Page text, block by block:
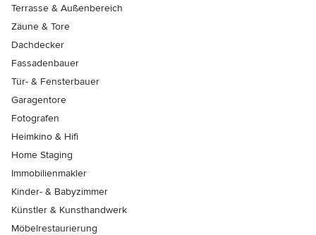
Terrasse & Außenbereich
Zäune & Tore
Dachdecker
Fassadenbauer
Tür- & Fensterbauer
Garagentore
Fotografen
Heimkino & Hifi
Home Staging
Immobilienmakler
Kinder- & Babyzimmer
Künstler & Kunsthandwerk
Möbelrestaurierung